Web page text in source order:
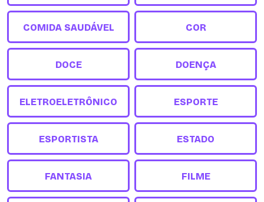
COMIDA SAUDÁVEL COR
DOCE DOENÇA
ELETROELETRÔNICO ESPORTE
ESPORTISTA ESTADO
FANTASIA FILME